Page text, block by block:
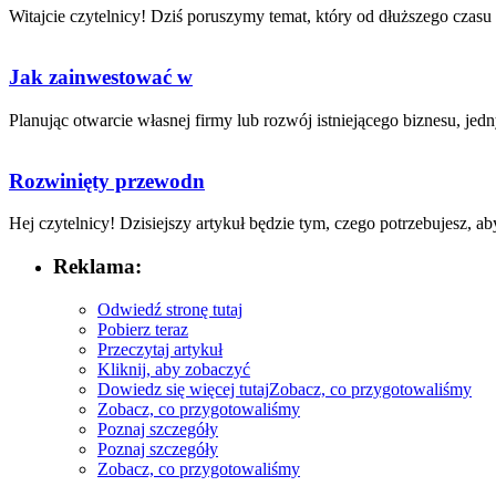
Witajcie ‌czytelnicy! Dziś​ poruszymy‍ temat, który ‍od⁣ dłuższego czasu
Jak zainwestować w
Planując otwarcie ⁣własnej ⁤firmy lub rozwój istniejącego biznesu,
Rozwinięty przewodn
Hej czytelnicy!​ Dzisiejszy artykuł będzie tym, ⁣czego‌ potrzebujesz,
Reklama:
Odwiedź stronę tutaj
Pobierz teraz
Przeczytaj artykuł
Kliknij, aby zobaczyć
Dowiedz się więcej tutajZobacz, co przygotowaliśmy
Zobacz, co przygotowaliśmy
Poznaj szczegóły
Poznaj szczegóły
Zobacz, co przygotowaliśmy